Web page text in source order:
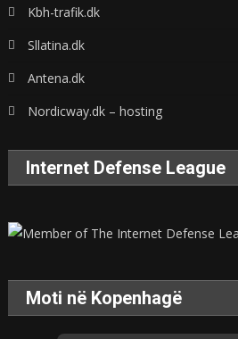
Kbh-trafik.dk
Sllatina.dk
Antena.dk
Nordicway.dk – hosting
Internet Defense League
Moti në Kopenhagë